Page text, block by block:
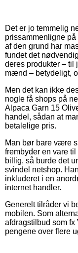
Det er jo temmelig
prissammenligne
af den grund har
fundet det
deres produkter – til
mænd – betydeligt,
Men det kan ikke
nogle få shops på
Alpaca Garn 15
handel, sådan at
betalelige pris.
Man bør bare være
frembyder en vare
billig, så burde det
svindel netshop.
inkluderet i en
internet handler.
Generelt tilråder vi
mobilen. Som
afdragstilbud som
pengene over flere